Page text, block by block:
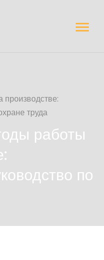
труда
работы
по